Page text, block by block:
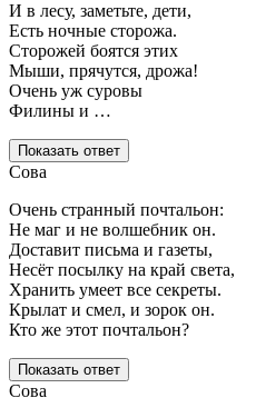
И в лесу, заметьте, дети,
Есть ночные сторожа.
Сторожей боятся этих
Мыши, прячутся, дрожа!
Очень уж суровы
Филины и …
Показать ответ
Сова
Очень странный почтальон:
Не маг и не волшебник он.
Доставит письма и газеты,
Несёт посылку на край света,
Хранить умеет все секреты.
Крылат и смел, и зорок он.
Кто же этот почтальон?
Показать ответ
Сова